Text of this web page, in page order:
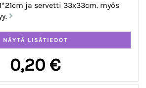
ja servetti 33x33cm. myös
0,20 €